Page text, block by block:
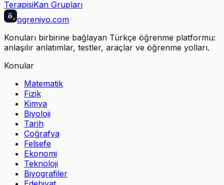
TerapisiKan Grupları
ö ogreniyo.com
Konuları birbirine bağlayan Türkçe öğrenme platformu:
anlaşılır anlatımlar, testler, araçlar ve öğrenme yolları.
Konular
Matematik
Fizik
Kimya
Biyoloji
Tarih
Coğrafya
Felsefe
Ekonomi
Teknoloji
Biyografiler